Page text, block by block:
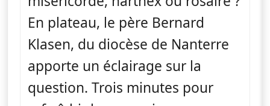
En plateau, le père Bernard
Klasen, du diocèse de Nanterre
apporte un éclairage sur la
question. Trois minutes pour